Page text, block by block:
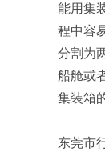
能用集
程中容
分割为
船舱或
集装箱
东莞市